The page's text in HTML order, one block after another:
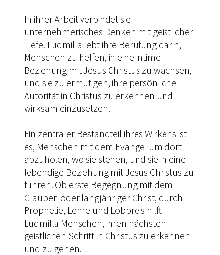
In ihrer Arbeit verbindet sie
unternehmerisches Denken mit geistlicher
Tiefe. Ludmilla lebt ihre Berufung darin,
Menschen zu helfen, in eine intime
Beziehung mit Jesus Christus zu wachsen,
und sie zu ermutigen, ihre persönliche
Autorität in Christus zu erkennen und
wirksam einzusetzen.
Ein zentraler Bestandteil ihres Wirkens ist
es, Menschen mit dem Evangelium dort
abzuholen, wo sie stehen, und sie in eine
lebendige Beziehung mit Jesus Christus zu
führen. Ob erste Begegnung mit dem
Glauben oder langjähriger Christ, durch
Prophetie, Lehre und Lobpreis hilft
Ludmilla Menschen, ihren nächsten
geistlichen Schritt in Christus zu erkennen
und zu gehen.